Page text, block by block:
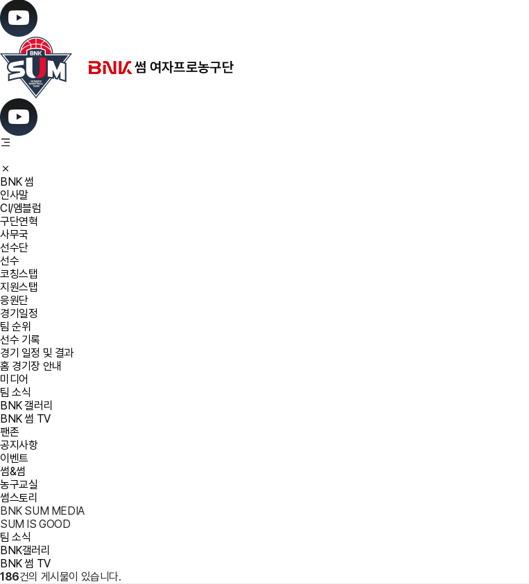
BNK 썸
인사말
CI/엠블럼
구단연혁
사무국
선수단
선수
코칭스탭
지원스탭
응원단
경기일정
팀 순위
선수 기록
경기 일정 및 결과
홈 경기장 안내
미디어
팀 소식
BNK 갤러리
BNK 썸 TV
팬존
공지사항
이벤트
썸&썸
농구교실
썸스토리
BNK SUM MEDIA
SUM IS GOOD
팀 소식
BNK갤러리
BNK 썸 TV
186건의 게시물이 있습니다.